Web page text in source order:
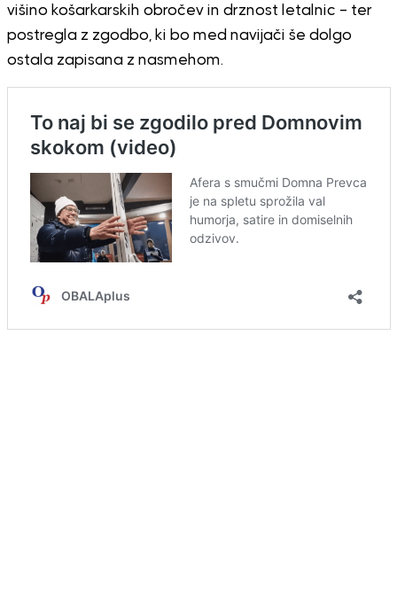
višino košarkarskih obročev in drznost letalnic – ter
postregla z zgodbo, ki bo med navijači še dolgo
ostala zapisana z nasmehom.